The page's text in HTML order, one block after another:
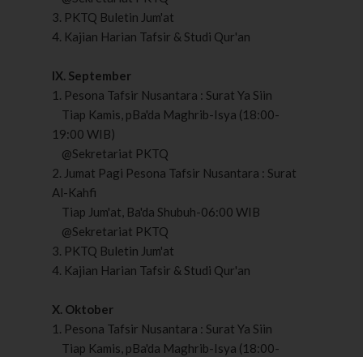
3. PKTQ Buletin Jum'at
4. Kajian Harian Tafsir & Studi Qur'an
IX. September
1. Pesona Tafsir Nusantara : Surat Ya Siin
Tiap Kamis, pBa'da Maghrib-Isya (18:00-
19:00 WIB)
@Sekretariat PKTQ
2. Jumat Pagi Pesona Tafsir Nusantara : Surat
Al-Kahfi
Tiap Jum'at, Ba'da Shubuh-06:00 WIB
@Sekretariat PKTQ
3. PKTQ Buletin Jum'at
4. Kajian Harian Tafsir & Studi Qur'an
X. Oktober
1. Pesona Tafsir Nusantara : Surat Ya Siin
Tiap Kamis, pBa'da Maghrib-Isya (18:00-